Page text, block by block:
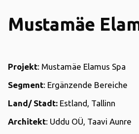
Mustamäe
Projekt: Mustamäe Elamus Spa
Segment: Ergänzende Bereiche
Land/ Stadt: Estland, Tallinn
Architekt: Uddu OÜ, Taavi Aunre